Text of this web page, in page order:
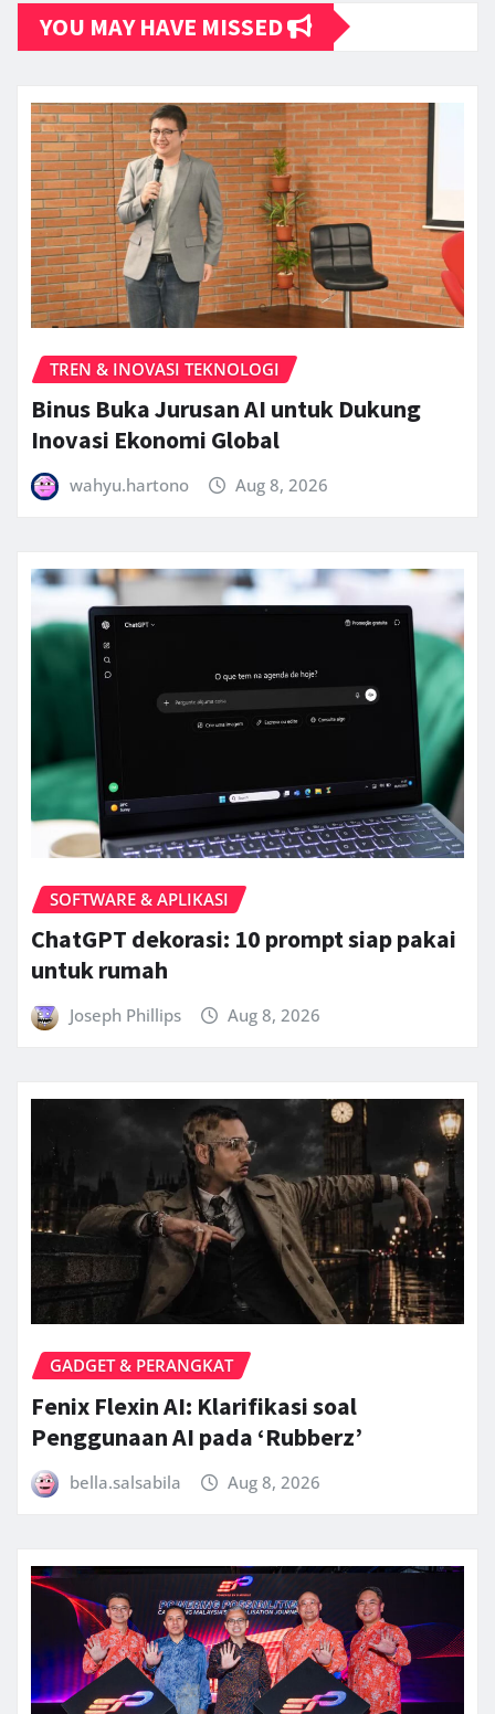
YOU MAY HAVE MISSED
TREN & INOVASI TEKNOLOGI
Binus Buka Jurusan AI untuk Dukung
Inovasi Ekonomi Global
wahyu.hartono Aug 8, 2026
SOFTWARE & APLIKASI
ChatGPT dekorasi: 10 prompt siap pakai
untuk rumah
Joseph Phillips Aug 8, 2026
GADGET & PERANGKAT
Fenix Flexin AI: Klarifikasi soal
Penggunaan AI pada ‘Rubberz’
bella.salsabila Aug 8, 2026